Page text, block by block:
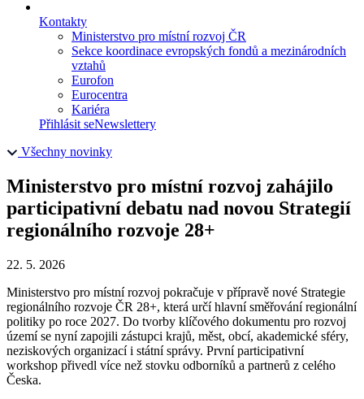
Kontakty
Ministerstvo pro místní rozvoj ČR
Sekce koordinace evropských fondů a mezinárodních
vztahů
Eurofon
Eurocentra
Kariéra
Přihlásit seNewslettery
Všechny novinky
Ministerstvo pro místní rozvoj zahájilo
participativní debatu nad novou Strategií
regionálního rozvoje 28+
22. 5. 2026
Ministerstvo pro místní rozvoj pokračuje v přípravě nové Strategie
regionálního rozvoje ČR 28+, která určí hlavní směřování regionální
politiky po roce 2027. Do tvorby klíčového dokumentu pro rozvoj
území se nyní zapojili zástupci krajů, měst, obcí, akademické sféry,
neziskových organizací i státní správy. První participativní
workshop přivedl více než stovku odborníků a partnerů z celého
Česka.